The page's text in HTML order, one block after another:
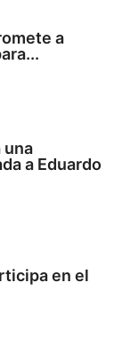
a
una
a Eduardo
en el